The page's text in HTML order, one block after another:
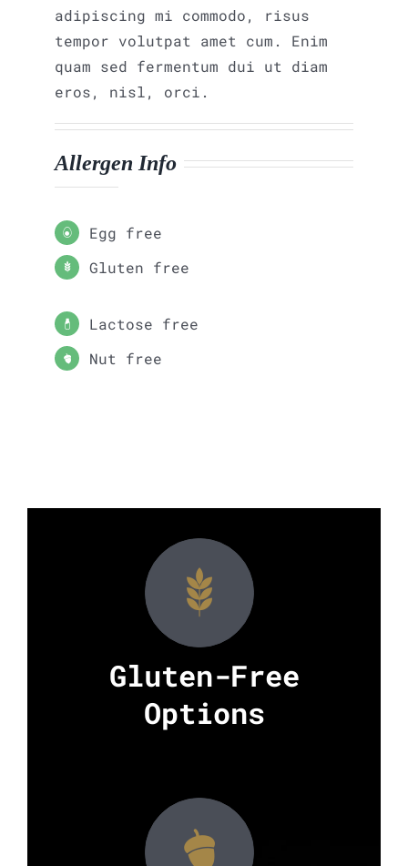
adipiscing mi commodo, risus
tempor volutpat amet cum. Enim
quam sed fermentum dui ut diam
eros, nisl, orci.
Allergen Info
Egg free
Gluten free
Lactose free
Nut free
Gluten-Free
Options